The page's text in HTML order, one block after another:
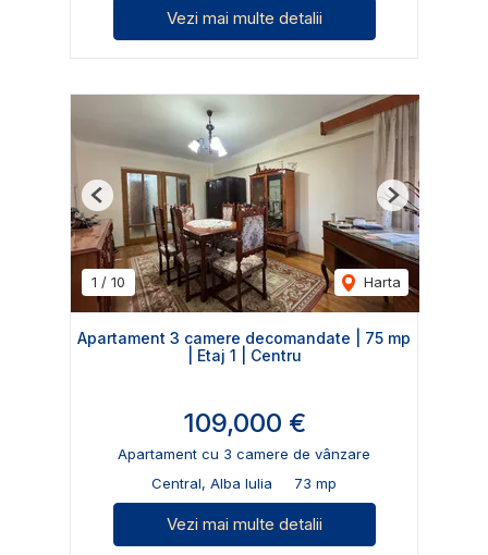
Vezi mai multe detalii
1 / 10 Harta
Previous Next
Apartament 3 camere decomandate | 75 mp
| Etaj 1 | Centru
109,000 €
Apartament cu 3 camere de vânzare
Central, Alba Iulia
73 mp
Vezi mai multe detalii